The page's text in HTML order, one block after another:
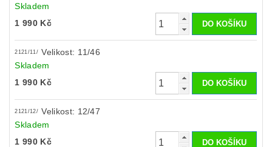
Skladem
1 990 Kč
2121/11/ Velikost: 11/46
Skladem
1 990 Kč
2121/12/ Velikost: 12/47
Skladem
1 990 Kč